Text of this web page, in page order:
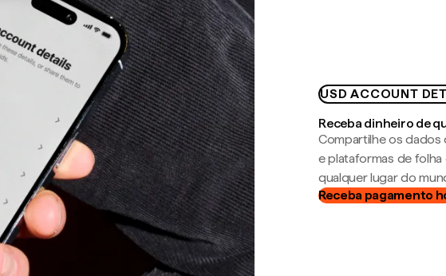
USD ACCOUNT
Receba dinheiro de
Compartilhe os dados
e plataformas de
qualquer lugar do
Receba pagamento